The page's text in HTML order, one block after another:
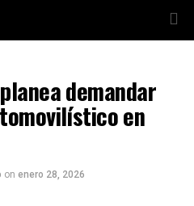
demandar
en
on enero 28, 2026